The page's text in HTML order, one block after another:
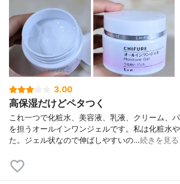
3.00
高保湿だけどペタつく
これ一つで化粧水、美容液、乳液、クリーム、
を担うオールインワンジェルです。私は化粧水
た。ジェル状なので伸ばしやすいの…続きを見る